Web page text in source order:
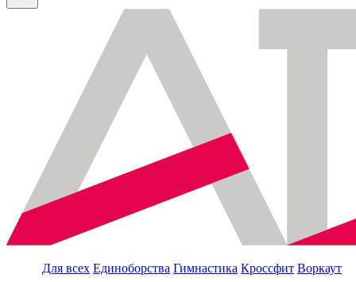
Для всех Единоборства Гимнастика Кроссфит Воркаут